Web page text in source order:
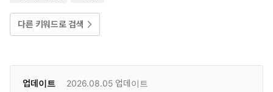
다른 키워드로 검색
업데이트 2026.08.05 업데이트